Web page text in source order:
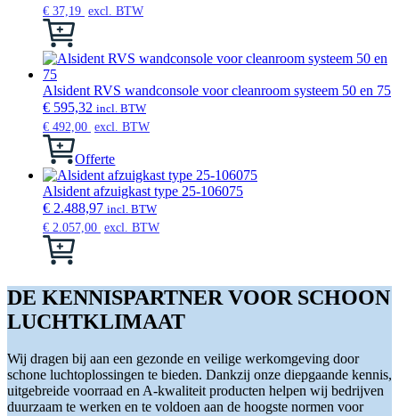
€ 37,19 excl. BTW
Dit
heeft
variaties.
Deze
optie
kan
gekozen
worden
op
de
productpagina
Alsident RVS wandconsole voor cleanroom systeem 50 en 75
€ 595,32 incl. BTW
€ 492,00 excl. BTW
Offerte
Alsident afzuigkast type 25-106075
€ 2.488,97 incl. BTW
€ 2.057,00 excl. BTW
Dit
meerdere
variaties.
Deze
kan
gekozen
worden
op
DE KENNISPARTNER VOOR SCHOON
LUCHTKLIMAAT
Wij dragen bij aan een gezonde en veilige werkomgeving door
schone luchtoplossingen te bieden. Dankzij onze diepgaande kennis,
uitgebreide voorraad en A-kwaliteit producten helpen wij bedrijven
duurzaam te werken en te voldoen aan de hoogste normen voor